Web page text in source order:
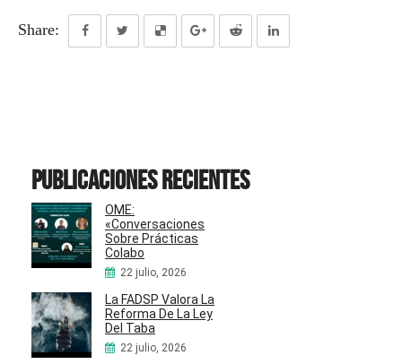
Share:
Publicaciones recientes
OME:
«Conversaciones
Sobre Prácticas
Colabo
22 julio, 2026
La FADSP Valora La
Reforma De La Ley
Del Taba
22 julio, 2026